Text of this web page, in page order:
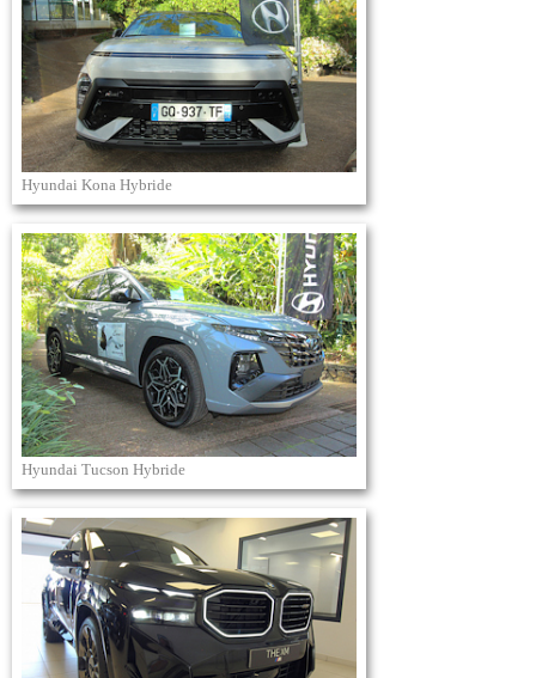
Hyundai Kona Hybride
Hyundai Tucson Hybride